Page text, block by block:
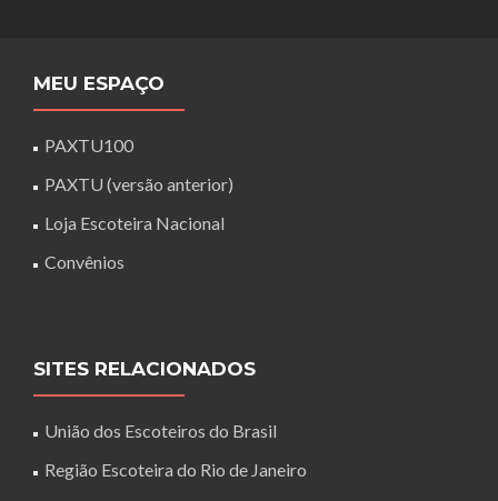
MEU ESPAÇO
PAXTU100
PAXTU (versão anterior)
Loja Escoteira Nacional
Convênios
SITES RELACIONADOS
União dos Escoteiros do Brasil
Região Escoteira do Rio de Janeiro